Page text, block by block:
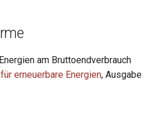
am Bruttoendverbrauch
erneuerbare Energien, Ausgabe